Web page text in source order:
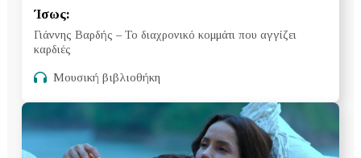
Ίσως:
Γιάννης Βαρδής – Το διαχρονικό κομμάτι που αγγίζει
καρδιές
Μουσική βιβλιοθήκη